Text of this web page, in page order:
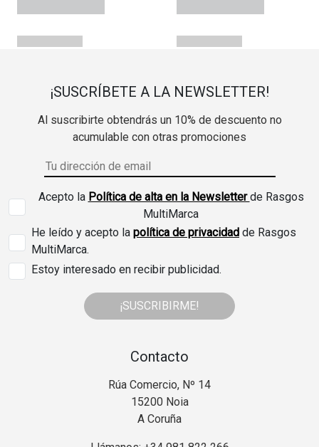
¡SUSCRÍBETE A LA NEWSLETTER!
Al suscribirte obtendrás un 10% de descuento no
acumulable con otras promociones
Acepto la Política de alta en la Newsletterde Rasgos
MultiMarca
He leído y acepto la política de privacidad de Rasgos
MultiMarca.
Estoy interesado en recibir publicidad.
¡SUSCRIBIRME!
Contacto
Rúa Comercio, Nº 14
15200 Noia
A Coruña